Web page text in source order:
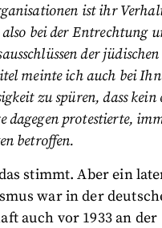
ist ihr
bei der Entrechtung
der
meinte ich auch bei
zu spüren, dass
dagegen protestierte,
betroffen.
stimmt. Aber ein
war in der
auch vor 1933 an der